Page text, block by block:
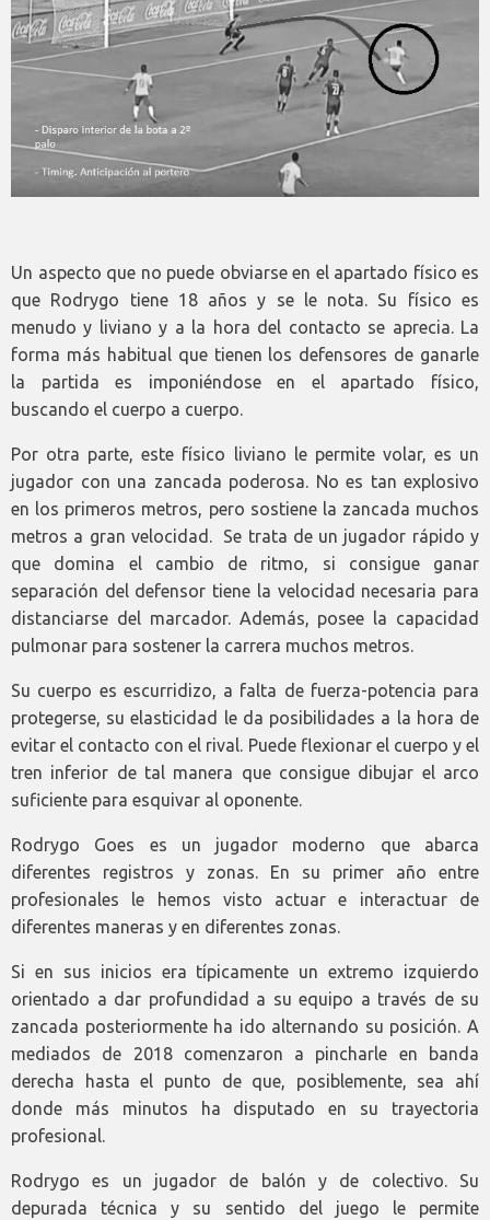
Un aspecto que no puede obviarse en el apartado físico es
que Rodrygo tiene 18 años y se le nota. Su físico es
menudo y liviano y a la hora del contacto se aprecia. La
forma más habitual que tienen los defensores de ganarle
la partida es imponiéndose en el apartado físico,
buscando el cuerpo a cuerpo.
Por otra parte, este físico liviano le permite volar, es un
jugador con una zancada poderosa. No es tan explosivo
en los primeros metros, pero sostiene la zancada muchos
metros a gran velocidad. Se trata de un jugador rápido y
que domina el cambio de ritmo, si consigue ganar
separación del defensor tiene la velocidad necesaria para
distanciarse del marcador. Además, posee la capacidad
pulmonar para sostener la carrera muchos metros.
Su cuerpo es escurridizo, a falta de fuerza-potencia para
protegerse, su elasticidad le da posibilidades a la hora de
evitar el contacto con el rival. Puede flexionar el cuerpo y el
tren inferior de tal manera que consigue dibujar el arco
suficiente para esquivar al oponente.
Rodrygo Goes es un jugador moderno que abarca
diferentes registros y zonas. En su primer año entre
profesionales le hemos visto actuar e interactuar de
diferentes maneras y en diferentes zonas.
Si en sus inicios era típicamente un extremo izquierdo
orientado a dar profundidad a su equipo a través de su
zancada posteriormente ha ido alternando su posición. A
mediados de 2018 comenzaron a pincharle en banda
derecha hasta el punto de que, posiblemente, sea ahí
donde más minutos ha disputado en su trayectoria
profesional.
Rodrygo es un jugador de balón y de colectivo. Su
depurada técnica y su sentido del juego le permite